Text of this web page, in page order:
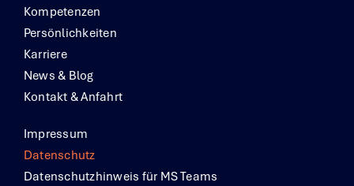
Kompetenzen
Persönlichkeiten
Karriere
News & Blog
Kontakt & Anfahrt
Impressum
Datenschutz
Datenschutzhinweis für MS Teams